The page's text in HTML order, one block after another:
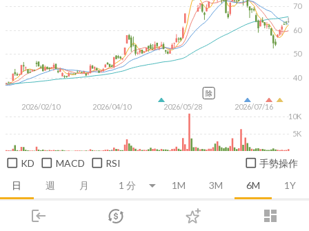
login dashboard
市場 登入
日 週 月 1M 3M 6M 1Y
2026/02/10 2026/04/10 2026/05/28 2026/07/16
40
50
60
70
5K
10K
除
KD MACD RSI 手勢操作
推薦卡片 技術面 消息面 財務報